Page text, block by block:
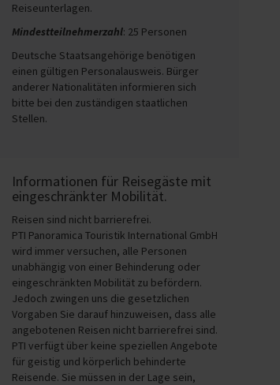
Reiseunterlagen.
Mindestteilnehmerzahl: 25 Personen
Deutsche Staatsangehörige benötigen
einen gültigen Personalausweis. Bürger
anderer Nationalitäten informieren sich
bitte bei den zuständigen staatlichen
Stellen.
Informationen für Reisegäste mit
eingeschränkter Mobilität.
Reisen sind nicht barrierefrei.
PTI Panoramica Touristik International GmbH
wird immer versuchen, alle Personen
unabhängig von einer Behinderung oder
eingeschränkten Mobilität zu befördern.
Jedoch zwingen uns die gesetzlichen
Vorgaben Sie darauf hinzuweisen, dass alle
angebotenen Reisen nicht barrierefrei sind.
PTI verfügt über keine speziellen Angebote
für geistig und körperlich behinderte
Reisende. Sie müssen in der Lage sein,